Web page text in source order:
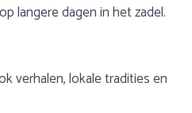
langere dagen in het zadel.
verhalen, lokale tradities en